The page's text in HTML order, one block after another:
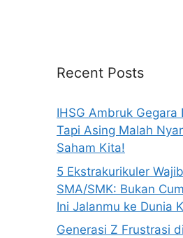
Recent Posts
IHSG Ambruk Gegara
Tapi Asing Malah
Saham Kita!
5 Ekstrakurikuler Wajib
SMA/SMK: Bukan
Ini Jalanmu ke Dunia
Generasi Z Frustrasi